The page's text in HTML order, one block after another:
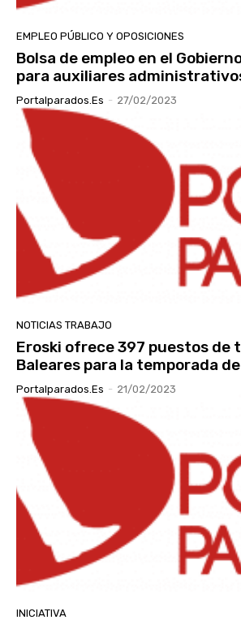
EMPLEO PÚBLICO Y OPOSICIONES
Bolsa de empleo en el
para auxiliares
Portalparados.es - 27/02/2023
NOTICIAS TRABAJO
Eroski ofrece 397 puestos de
Baleares para la temporada
Portalparados.es - 21/02/2023
INICIATIVA